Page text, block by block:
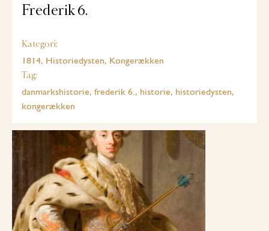
Frederik 6.
Kategori:
1814, Historiedysten, Kongerækken
Tag:
danmarkshistorie, frederik 6., historie, historiedysten,
kongerækken